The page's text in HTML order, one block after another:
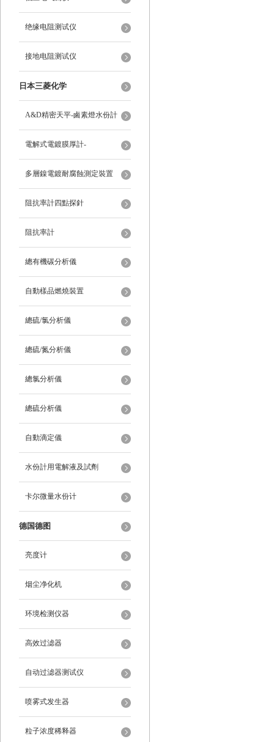
绝缘电阻测试仪
接地电阻测试仪
日本三菱化学
A&D精密天平-鹵素燈水份計
電解式電鍍膜厚計-
多層鎳電鍍耐腐蝕測定裝置
阻抗率計四點探針
阻抗率計
總有機碳分析儀
自動樣品燃燒裝置
總硫/氯分析儀
總硫/氮分析儀
總氯分析儀
總硫分析儀
自動滴定儀
水份計用電解液及試劑
卡尔微量水份计
德国德图
亮度计
烟尘净化机
环境检测仪器
高效过滤器
自动过滤器测试仪
喷雾式发生器
粒子浓度稀释器